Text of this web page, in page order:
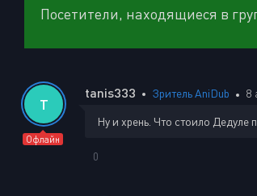
Посетители, находящиеся в
T
Офлайн
tanis333 Зритель AniDub 8
Ну и хрень. Что стоило Дедуле
0